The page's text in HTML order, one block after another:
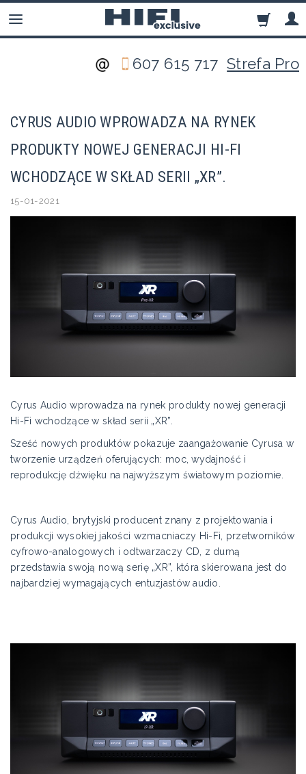
607 615 717Strefa Pro
CYRUS AUDIO WPROWADZA NA RYNEK
PRODUKTY NOWEJ GENERACJI HI-FI
WCHODZĄCE W SKŁAD SERII „XR”.
15-01-2021
Cyrus Audio wprowadza na rynek produkty nowej generacji
Hi-Fi wchodzące w skład serii „XR”.
Sześć nowych produktów pokazuje zaangażowanie Cyrusa w
tworzenie urządzeń oferujących: moc, wydajność i
reprodukcję dźwięku na najwyższym światowym poziomie.
Cyrus Audio, brytyjski producent znany z projektowania i
produkcji wysokiej jakości wzmacniaczy Hi-Fi, przetworników
cyfrowo-analogowych i odtwarzaczy CD, z dumą
przedstawia swoją nową serię „XR”, która skierowana jest do
najbardziej wymagających entuzjastów audio.